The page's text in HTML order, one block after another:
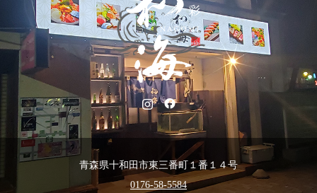
青森県十和田市東三番町１番１４号
0176-58-5584